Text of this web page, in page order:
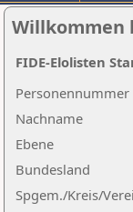
Willkommen
Nachname
Ebene
Personennummer
Bundesland
Spgem./Kreis/
FIDE-Elolisten